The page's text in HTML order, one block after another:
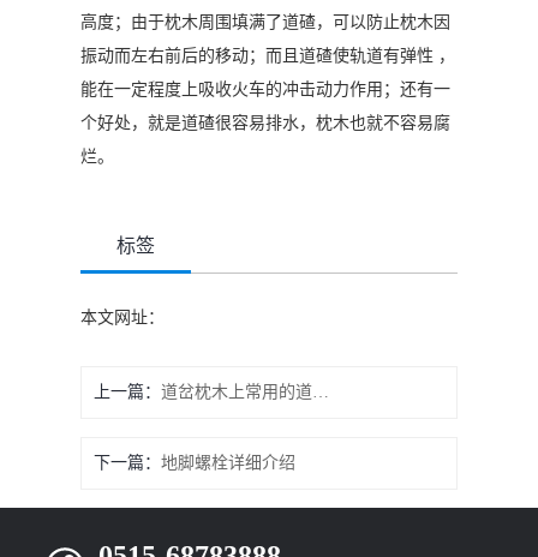
高度；由于枕木周围填满了道碴，可以防止枕木因
振动而左右前后的移动；而且道碴使轨道有弹性 ，
能在一定程度上吸收火车的冲击动力作用；还有一
个好处，就是道碴很容易排水，枕木也就不容易腐
烂。
标签
本文网址：
上一篇： 道岔枕木上常用的道岔分类
下一篇：地脚螺栓详细介绍